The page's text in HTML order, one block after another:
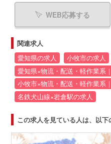
WEB応募する
関連求人
愛知県の求人
小牧市の求人
愛知県×物流・配送・軽作業系
小牧市×物流・配送・軽作業系
名鉄犬山線×岩倉駅の求人
この求人を見ている人は、以